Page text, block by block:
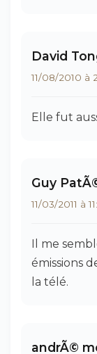
David
11/08/2010 à
Elle fut
Guy
11/03/2011 à
Il me
émissions
la télé.
andrÃ©